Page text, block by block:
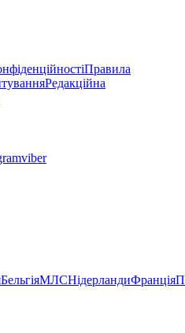
Правила
Редакційна
viber
БельгіяМЛСНідерландиФранція